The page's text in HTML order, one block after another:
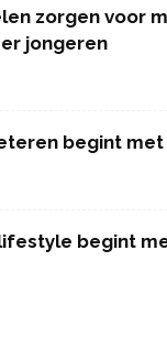
zorgen voor
jongeren
begint
begint